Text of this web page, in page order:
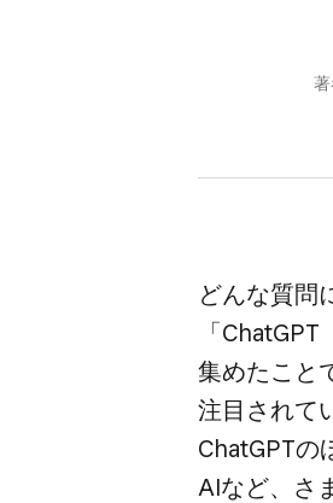
著
どんな​質問
「
集めた​こと
注目されて
ChatGPTの​
AIなど、​さ